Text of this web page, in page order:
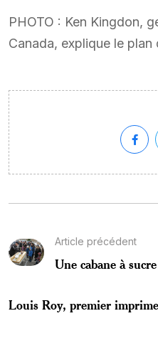
PHOTO : Ken Kingdon,
Canada, explique le plan
Article précédent
Une cabane à
Louis Roy, premier